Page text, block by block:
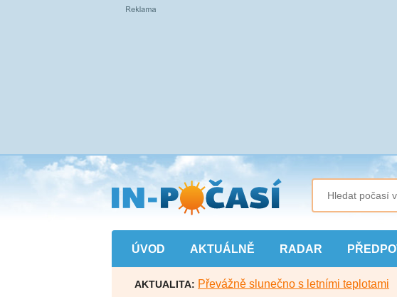
Přejít
na
hlavní
obsah
ÚVOD AKTUÁLNĚ RADAR
AKTUALITA: Převážně slunečno s letními teplotami